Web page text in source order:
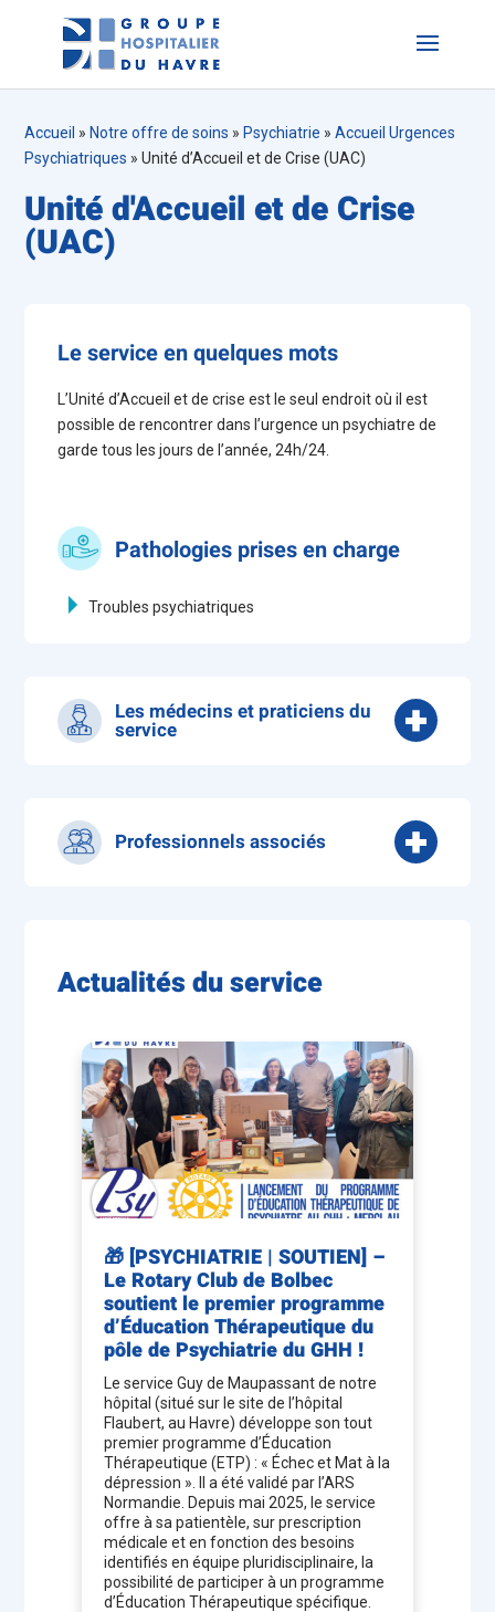
Accueil » Notre offre de soins » Psychiatrie »Accueil Urgences
Psychiatriques »Unité d’Accueil et de Crise (UAC)
Unité d'Accueil et de Crise
(UAC)
Le service en quelques mots
L’Unité d’Accueil et de crise est le seul endroit où il est
possible de rencontrer dans l’urgence un psychiatre de
garde tous les jours de l’année, 24h/24.
Pathologies prises en charge
Troubles psychiatriques
Les médecins et praticiens du
service
service)
Dr MAKHLOUF Abdenour
Professionnels associés
Psychologues
Secrétaires
Actualités du service
🎁 [PSYCHIATRIE | SOUTIEN] –
Le Rotary Club de Bolbec
soutient le premier programme
d’Éducation Thérapeutique du
pôle de Psychiatrie du GHH !
Le service Guy de Maupassant de notre
hôpital (situé sur le site de l’hôpital
Flaubert, au Havre) développe son tout
premier programme d’Éducation
Thérapeutique (ETP) : « Échec et Mat à la
dépression ». Il a été validé par l’ARS
Normandie. Depuis mai 2025, le service
offre à sa patientèle, sur prescription
médicale et en fonction des besoins
identifiés en équipe pluridisciplinaire, la
possibilité de participer à un programme
d’Éducation Thérapeutique spécifique.